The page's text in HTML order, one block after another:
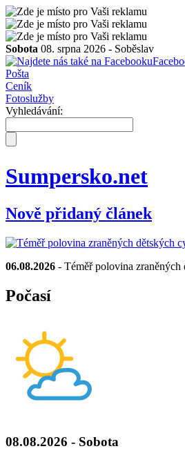
Sobota 08. srpna 2026 - Soběslav
Pošta
Ceník
Fotoslužby
Vyhledávání:
Sumpersko.net
Nově přidaný článek
06.08.2026 - Téměř polovina zraněných
Počasí
08.08.2026 - Sobota